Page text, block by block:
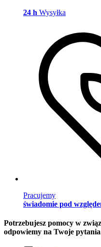
24 h Wysyłka
Pracujemy
świadomie pod
Potrzebujesz pomocy w
odpowiemy na Twoje